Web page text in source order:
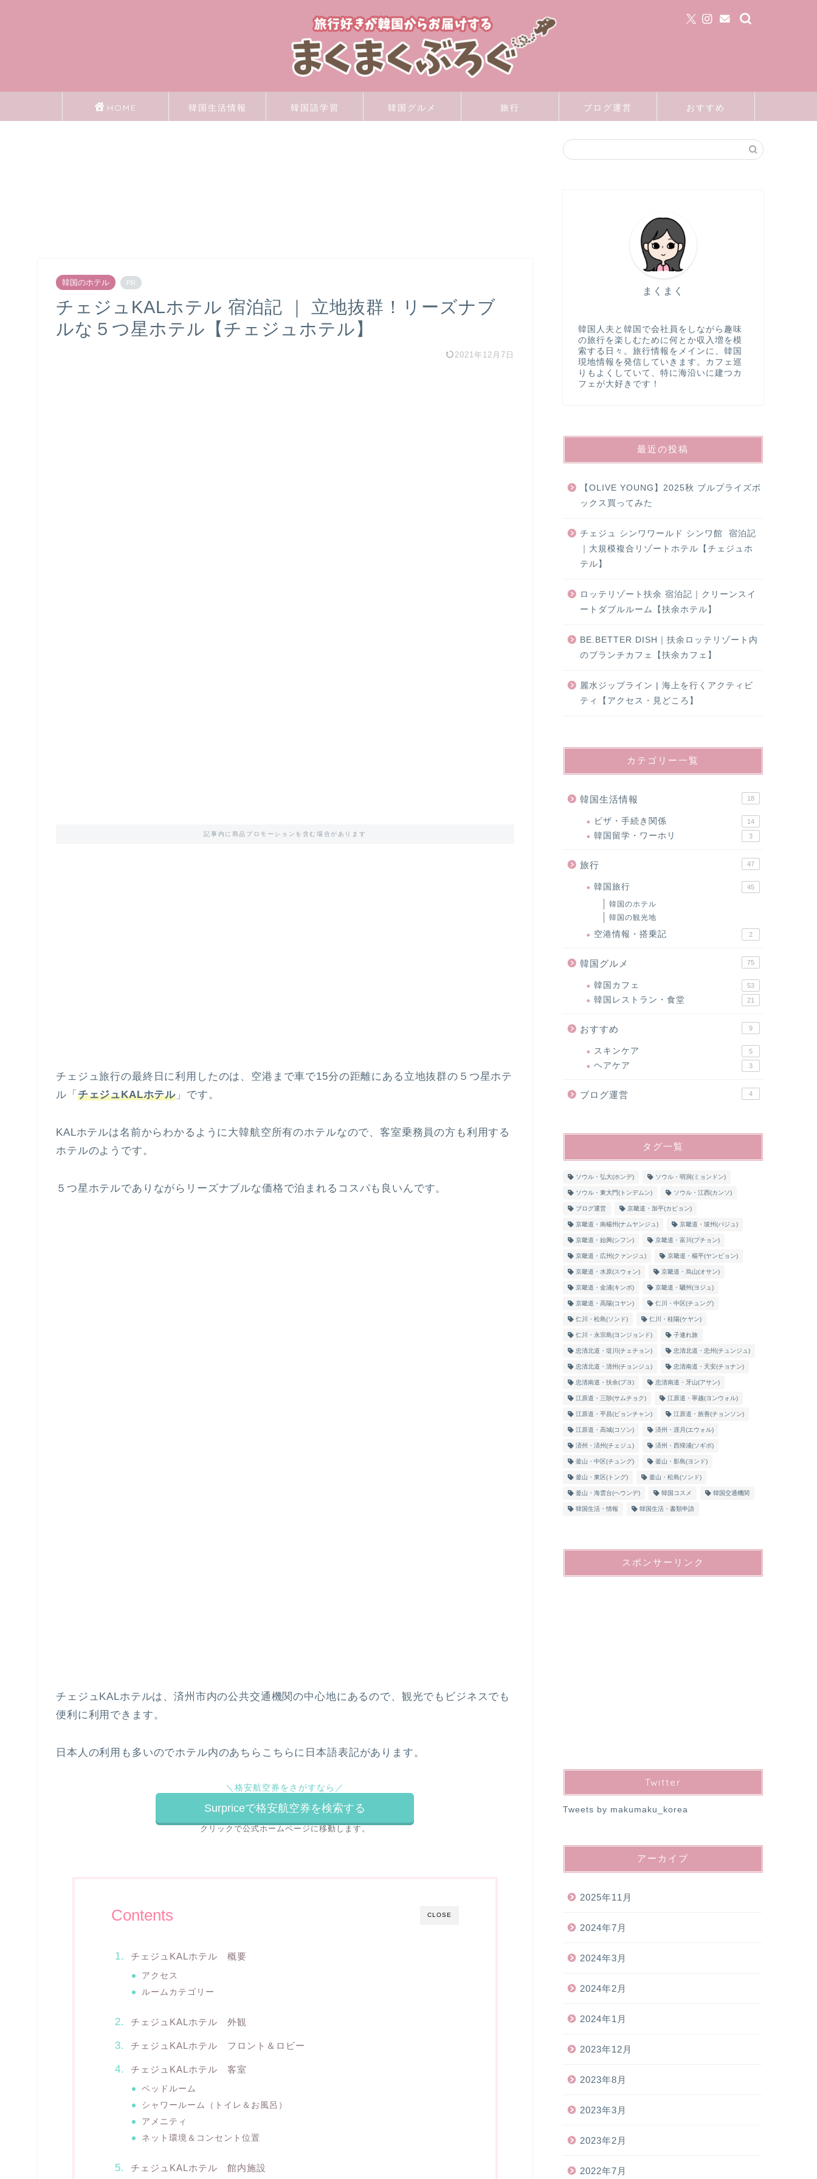
HOME 韓国生活情報 韓国語学習 韓国グルメ 旅行 ブログ運営 おすすめ
韓国のホテル PR
チェジュKALホテル 宿泊記 ｜ 立地抜群！リーズナブ
ルな５つ星ホテル【チェジュホテル】
2021年12月7日
記事内に商品プロモーションを含む場合があります
チェジュ旅行の最終日に利用したのは、空港まで車で15分の距離にある立地抜群の５つ星ホテ
ル「 チェジュKALホテル 」です。
KALホテルは名前からわかるように大韓航空所有のホテルなので、客室乗務員の方も利用する
ホテルのようです。
５つ星ホテルでありながらリーズナブルな価格で泊まれるコスパも良いんです。
チェジュKALホテルは、済州市内の公共交通機関の中心地にあるので、観光でもビジネスでも
便利に利用できます。
日本人の利用も多いのでホテル内のあちらこちらに日本語表記があります。
＼格安航空券をさがすなら／
Surpriceで格安航空券を検索する
クリックで公式ホームページに移動します。
CLOSE
Contents
チェジュKALホテル 概要
アクセス
ルームカテゴリー
チェジュKALホテル 外観
チェジュKALホテル フロント＆ロビー
チェジュKALホテル 客室
ベッドルーム
シャワールーム（トイレ＆お風呂）
アメニティ
ネット環境＆コンセント位置
チェジュKALホテル 館内施設
まくまく
韓国人夫と韓国で会社員をしながら趣味
の旅行を楽しむために何とか収入増を模
索する日々。旅行情報をメインに、韓国
現地情報を発信していきます。カフェ巡
りもよくしていて、特に海沿いに建つカ
フェが大好きです！
最近の投稿
【OLIVE YOUNG】2025秋 ブルプライズボ
ックス買ってみた
チェジュ シンワワールド シンワ館 宿泊記
｜大規模複合リゾートホテル【チェジュホ
テル】
ロッテリゾート扶余 宿泊記｜クリーンスイ
ートダブルルーム【扶余ホテル】
BE.BETTER DISH｜扶余ロッテリゾート内
のブランチカフェ【扶余カフェ】
麗水ジップライン | 海上を行くアクティビ
ティ【アクセス・見どころ】
カテゴリー一覧
韓国生活情報 18
ビザ・手続き関係 14
韓国留学・ワーホリ 3
旅行 47
韓国旅行 45
韓国のホテル
韓国の観光地
空港情報・搭乗記 2
韓国グルメ 75
韓国カフェ 53
韓国レストラン・食堂 21
おすすめ 9
スキンケア 5
ヘアケア 3
ブログ運営 4
タグ一覧
ソウル・弘大(ホンデ) ソウル・明洞(ミョンドン)
ソウル・東大門(トンデムン) ソウル・江西(カンソ)
ブログ運営 京畿道・加平(カピョン)
京畿道・南楊州(ナムヤンジュ) 京畿道・坡州(パジュ)
京畿道・始興(シフン) 京畿道・富川(プチョン)
京畿道・広州(クァンジュ) 京畿道・楊平(ヤンピョン)
京畿道・水原(スウォン) 京畿道・烏山(オサン)
京畿道・金浦(キンポ) 京畿道・驪州(ヨジュ)
京畿道・高陽(コヤン) 仁川・中区(チュング)
仁川・松島(ソンド) 仁川・桂陽(ケヤン)
仁川・永宗島(ヨンジョンド) 子連れ旅
忠清北道・堤川(チェチョン) 忠清北道・忠州(チュンジュ)
忠清北道・清州(チョンジュ) 忠清南道・天安(チョナン)
忠清南道・扶余(プヨ) 忠清南道・牙山(アサン)
江原道・三陟(サムチョク) 江原道・寧越(ヨンウォル)
江原道・平昌(ピョンチャン) 江原道・旌善(チョンソン)
江原道・高城(コソン) 済州・涯月(エウォル)
済州・済州(チェジュ) 済州・西帰浦(ソギポ)
釜山・中区(チュング) 釜山・影島(ヨンド)
釜山・東区(トング) 釜山・松島(ソンド)
釜山・海雲台(ヘウンデ) 韓国コスメ 韓国交通機関
韓国生活・情報 韓国生活・書類申請
スポンサーリンク
Twitter
Tweets by makumaku_korea
アーカイブ
2025年11月
2024年7月
2024年3月
2024年2月
2024年1月
2023年12月
2023年8月
2023年3月
2023年2月
2022年7月